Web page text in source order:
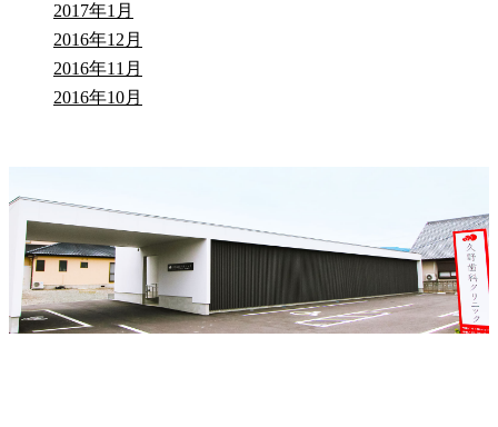
2017年1月
2016年12月
2016年11月
2016年10月